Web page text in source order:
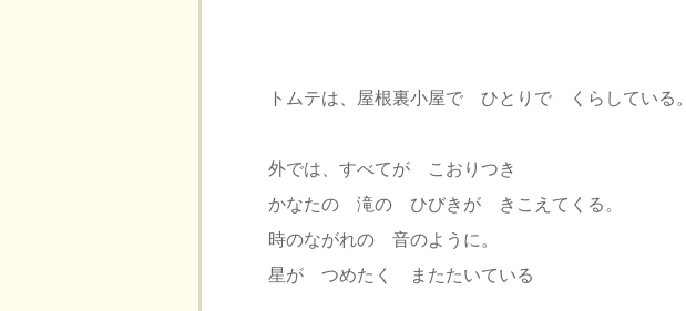
トムテは、屋根裏小屋で ひとりで くらしている。
外では、すべてが こおりつき
かなたの 滝の ひびきが きこえてくる。
時のながれの 音のように。
星が つめたく またたいている